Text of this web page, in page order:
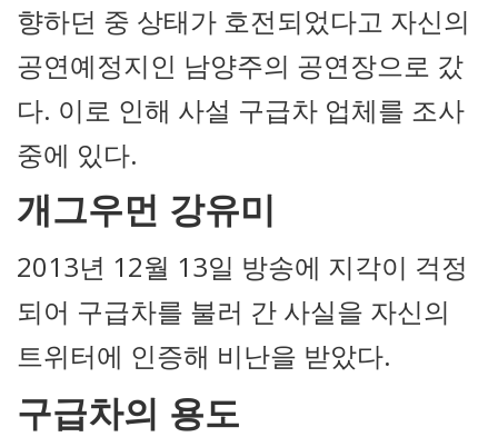
향하던 중 상태가 호전되었다고 자신의
공연예정지인 남양주의 공연장으로 갔
다. 이로 인해 사설 구급차 업체를 조사
중에 있다.
개그우먼 강유미
2013년 12월 13일 방송에 지각이 걱정
되어 구급차를 불러 간 사실을 자신의
트위터에 인증해 비난을 받았다.
구급차의 용도